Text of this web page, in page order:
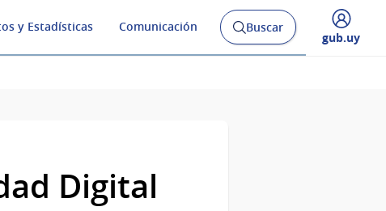
y Estadísticas Comunicación
Abrir
buscador
Buscar
Desplegar
gub.uy
Digital